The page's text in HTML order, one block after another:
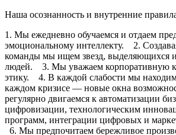
Наша осознанность и внутренние
1. Мы ежедневно обучаемся и отдаем
эмоциональному интеллекту. 2.
команды мы ищем звезд, выделяющихся
людей. 3. Мы уважаем корпоративную
этику. 4. В каждой слабости мы находим
каждом кризисе — новые окна
регулярно двигаемся к автоматизации
цифровизации, технологическим
программ, интеграции цифровых и
6. Мы предпочитаем бережливое